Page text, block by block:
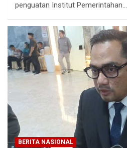
penguatan Institut Pemerintahan…
BERITA NASIONAL